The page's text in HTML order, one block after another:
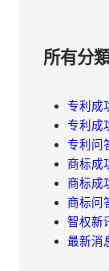
所有分
专利成
专利成
专利问
商标成
商标成
商标问
智权新
最新消